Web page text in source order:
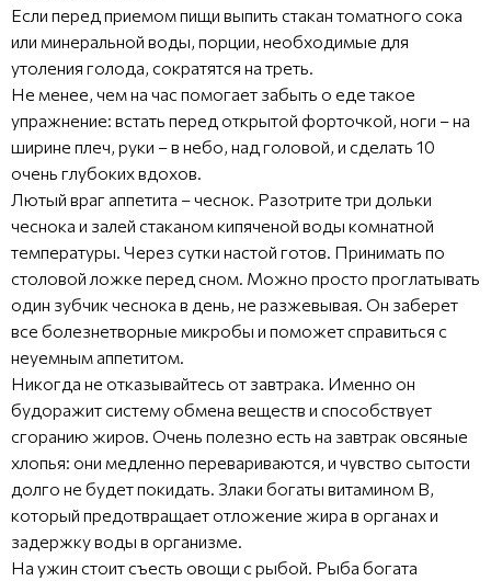
Если перед приемом пищи выпить стакан томатного сока
или минеральной воды, порции, необходимые для
утоления голода, сократятся на треть.
Не менее, чем на час помогает забыть о еде такое
упражнение: встать перед открытой форточкой, ноги – на
ширине плеч, руки – в небо, над головой, и сделать 10
очень глубоких вдохов.
Лютый враг аппетита – чеснок. Разотрите три дольки
чеснока и залей стаканом кипяченой воды комнатной
температуры. Через сутки настой готов. Принимать по
столовой ложке перед сном. Можно просто проглатывать
один зубчик чеснока в день, не разжевывая. Он заберет
все болезнетворные микробы и поможет справиться с
неуемным аппетитом.
Никогда не отказывайтесь от завтрака. Именно он
будоражит систему обмена веществ и способствует
сгоранию жиров. Очень полезно есть на завтрак овсяные
хлопья: они медленно перевариваются, и чувство сытости
долго не будет покидать. Злаки богаты витамином В,
который предотвращает отложение жира в органах и
задержку воды в организме.
На ужин стоит съесть овощи с рыбой. Рыба богата